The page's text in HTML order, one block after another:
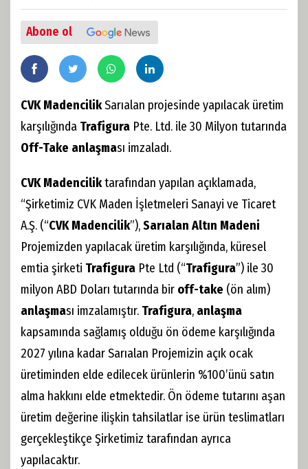
Abone ol
CVK MadencilikSarıalan projesinde yapılacak üretim
karşılığında Trafigura Pte. Ltd. ile 30 Milyon tutarında
Off-Take anlaşması imzaladı.
CVK Madenciliktarafından yapılan açıklamada,
“Şirketimiz CVK Maden İşletmeleri Sanayi ve Ticaret
A.Ş. (“CVK Madencilik”),Sarıalan Altın Madeni
Projemizden yapılacak üretim karşılığında, küresel
emtia şirketi Trafigura Pte Ltd (“Trafigura”) ile 30
milyon ABD Doları tutarında bir off-take (ön alım)
anlaşması imzalamıştır. Trafigura, anlaşma
kapsamında sağlamış olduğu ön ödeme karşılığında
2027 yılına kadar Sarıalan Projemizin açık ocak
üretiminden elde edilecek ürünlerin %100’ünü satın
alma hakkını elde etmektedir. Ön ödeme tutarını aşan
üretim değerine ilişkin tahsilatlar ise ürün teslimatları
gerçekleştikçe Şirketimiz tarafından ayrıca
yapılacaktır.